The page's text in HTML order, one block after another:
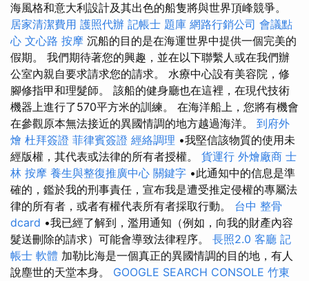
海風格和意大利設計及其出色的船隻將與世界頂峰競爭。
居家清潔費用 護照代辦 記帳士 題庫 網路行銷公司 會議點
心 文心路 按摩 沉船的目的是在海運世界中提供一個完美的
假期。 我們期待著您的興趣，並在以下聯繫人或在我們辦
公室內親自要求請求您的請求。 水療中心設有美容院，修
腳修指甲和理髮師。 該船的健身廳也在這裡，在現代技術
機器上進行了570平方米的訓練。 在海洋船上，您將有機會
在參觀原本無法接近的異國情調的地方越過海洋。 到府外
燴 杜拜簽證 菲律賓簽證 經絡調理 •我堅信該物質的使用未
經版權，其代表或法律的所有者授權。 貨運行 外燴廠商 士
林 按摩 養生與整復推廣中心 關鍵字 •此通知中的信息是準
確的，鑑於我的刑事責任，宣布我是遭受推定侵權的專屬法
律的所有者，或者有權代表所有者採取行動。 台中 整骨
dcard •我已經了解到，濫用通知（例如，向我的財產內容
髮送刪除的請求）可能會導致法律程序。 長照2.0 客廳 記
帳士 軟體 加勒比海是一個真正的異國情調的目的地，有人
說塵世的天堂本身。 GOOGLE SEARCH CONSOLE 竹東